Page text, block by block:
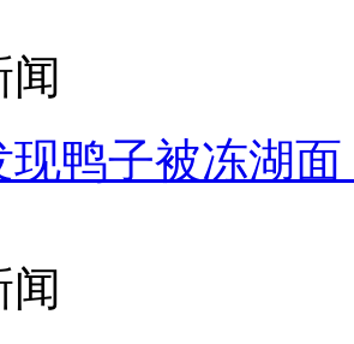
闻
现鸭子被冻湖
闻